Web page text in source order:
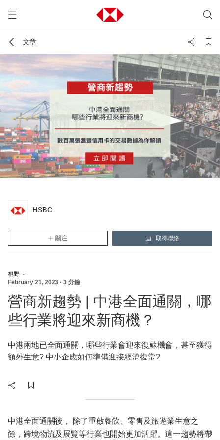
文章
HSBC
關注
HSBC
(將打開一個新的模態視窗)
取得聯絡
HSBC
(新的視窗將會打開)
視野 ·
February 21, 2023 · 3 分鐘
營商新趨勢 | 中港全面通關，哪
些行業將迎來新商機？
中港兩地已全面通關，哪些行業會迎來復蘇機會，甚至獲得
額外生意? 中小企應如何準備迎接經濟復常?
中港全面通關後， 除了重啟餐飲、零售及旅遊業生意之
餘，跨境物流及展覽等行業也開始更加活躍。這一趨勢將帶